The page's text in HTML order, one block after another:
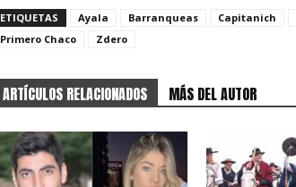
ETIQUETAS Ayala Barranqueas Capitanich
Primero Chaco
Zdero
ARTÍCULOS RELACIONADOS MÁS DEL AUTOR